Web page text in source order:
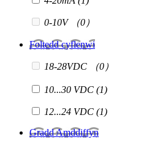
0-10V （0）
Foltedd cyflenwi
18-28VDC （0）
10...30 VDC (1)
12...24 VDC (1)
Gradd Amddiffyn